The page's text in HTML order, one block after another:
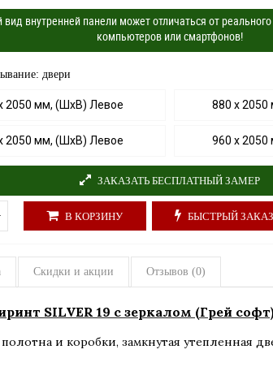
внутренней панели может отличаться от
компьютеров или смартфонов!
двери
2050 мм, (ШхВ) Левое 880 х
2050 мм, (ШхВ) Левое 960 х
ЗАКАЗАТЬ БЕСПЛАТНЫЙ ЗАМЕР
В КОРЗИНУ БЫСТРЫЙ ЗАКАЗ
Скидки и акции Отзывов (0)
SILVER 19 с зеркалом (Грей
и коробки, замкнутая утепленная